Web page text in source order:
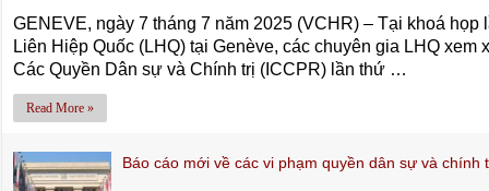
GENEVE, ngày 7 tháng 7 năm 2025 (VCHR) – Tại khoá
Liên Hiệp Quốc (LHQ) tại Genève, các chuyên gia LHQ
Các Quyền Dân sự và Chính trị (ICCPR) lần thứ …
Read More »
Báo cáo mới về các vi phạm quyền dân sự và chính